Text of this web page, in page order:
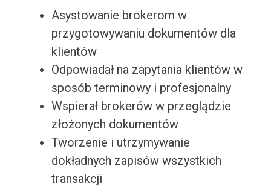
Asystowanie brokerom w
przygotowywaniu dokumentów dla
klientów
Odpowiadał na zapytania klientów w
sposób terminowy i profesjonalny
Wspierał brokerów w przeglądzie
złożonych dokumentów
Tworzenie i utrzymywanie
dokładnych zapisów wszystkich
transakcji